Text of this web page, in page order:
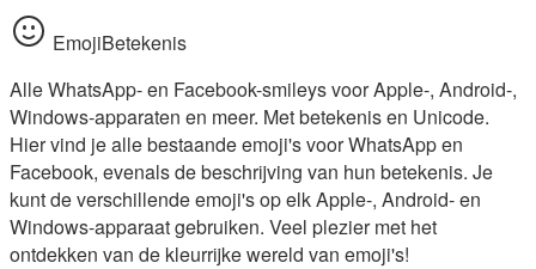
EmojiBetekenis
Alle WhatsApp- en Facebook-smileys voor Apple-, Android-,
Windows-apparaten en meer. Met betekenis en Unicode.
Hier vind je alle bestaande emoji's voor WhatsApp en
Facebook, evenals de beschrijving van hun betekenis. Je
kunt de verschillende emoji's op elk Apple-, Android- en
Windows-apparaat gebruiken. Veel plezier met het
ontdekken van de kleurrijke wereld van emoji's!